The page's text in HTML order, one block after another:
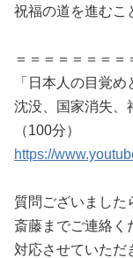
祝福の道を進むこ
＝＝＝＝＝＝＝＝
「日本人の目覚
沈没、国家消失、
（100分）
https://
質問ございました
斎藤までご連絡く
対応させていただ